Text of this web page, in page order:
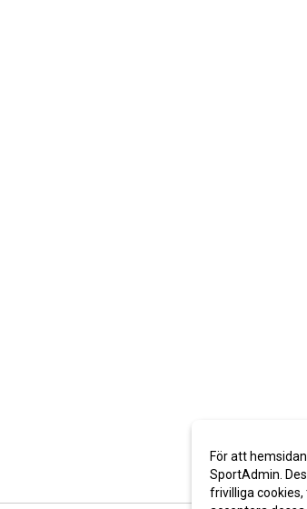
För att
SportAdmin.
frivilliga cookies,